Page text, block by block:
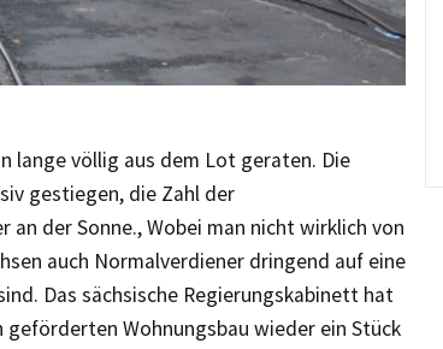
lange völlig aus dem Lot geraten. Die
gestiegen, die Zahl der
an der Sonne., Wobei man nicht wirklich von
auch Normalverdiener dringend auf eine
Das sächsische Regierungskabinett hat
Wohnungsbau wieder ein Stück